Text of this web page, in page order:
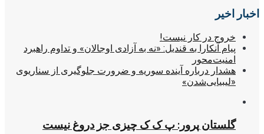
اخبار اخیر
خروج در کار نیست!
پیام آنکارا به قندیل: «نه به آزادی اوجالان» و تداوم راهبرد
امنیت‌محور
هشدار درباره آینده سوریه و ضرورت جلوگیری از سناریوی
«لیبیایی‌شدن»
گلستان پرور: پ ک ک چیزی جز دروغ نیست